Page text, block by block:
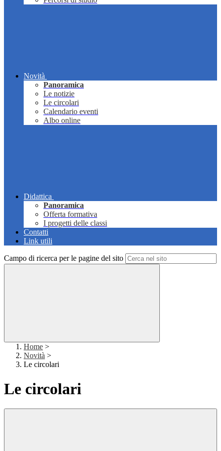
Novità
Panoramica
Le notizie
Le circolari
Calendario eventi
Albo online
Didattica
Panoramica
Offerta formativa
I progetti delle classi
Contatti
Link utili
Campo di ricerca per le pagine del sito
Home >
Novità >
Le circolari
Le circolari